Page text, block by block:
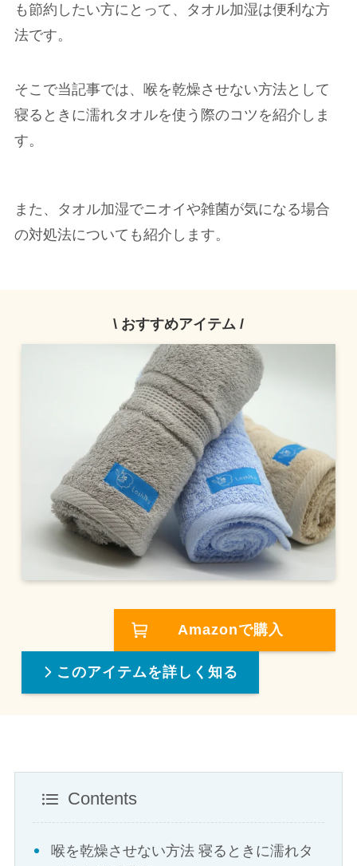
も節約したい方にとって、タオル加湿は便利な方
法です。
そこで当記事では、喉を乾燥させない方法として
寝るときに濡れタオルを使う際のコツを紹介しま
す。
また、タオル加湿でニオイや雑菌が気になる場合
の対処法についても紹介します。
\ おすすめアイテム /
Amazonで購入
このアイテムを詳しく知る
Contents
喉を乾燥させない方法 寝るときに濡れタ